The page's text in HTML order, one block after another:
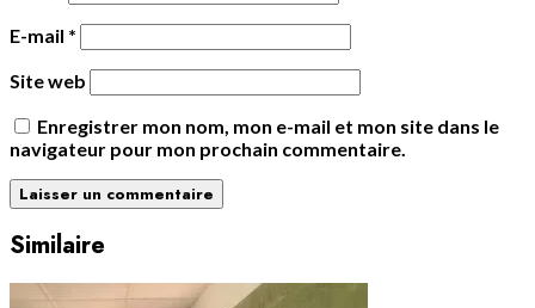
E-mail *
Site web
Enregistrer mon nom, mon e-mail et mon site dans le
navigateur pour mon prochain commentaire.
Similaire